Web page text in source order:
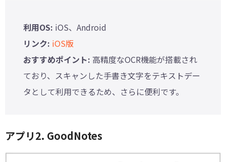
利用OS: iOS、Android
リンク: iOS版
おすすめポイント: 高精度なOCR機能が搭載され
ており、スキャンした手書き文字をテキストデー
タとして利用できるため、さらに便利です。
アプリ2. GoodNotes